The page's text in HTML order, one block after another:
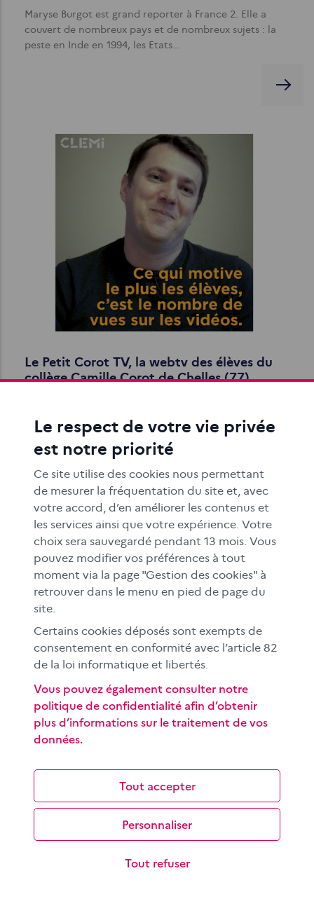
Maryse Burgot est grand reporter à France 2. Elle a
couvert de nombreux pays et de nombreux sujets : la
peste en Inde en 1994, les Etats…
Le Petit Corot TV, la webtv des élèves du
collège Camille Corot de Chelles (77)
trois autres professeurs Le Petit…
Nurp?!, journal des élèves du Collège Edgar
Sandrine Roger est professeure documentaliste au
collège Edgar Quinet. L’an dernier, le journal du
Le respect de votre vie privée
est notre priorité
Ce site utilise des cookies nous permettant
de mesurer la fréquentation du site et, avec
votre accord, d’en améliorer les contenus et
les services ainsi que votre expérience. Votre
choix sera sauvegardé pendant 13 mois. Vous
pouvez modifier vos préférences à tout
moment via la page "Gestion des cookies" à
retrouver dans le menu en pied de page du
site.
Certains cookies déposés sont exempts de
consentement en conformité avec l’article 82
de la loi informatique et libertés.
Tout accepter
Tout refuser
Personnaliser
Vous pouvez également consulter notre
politique de confidentialité afin d’obtenir
plus d’informations sur le traitement de vos
données.